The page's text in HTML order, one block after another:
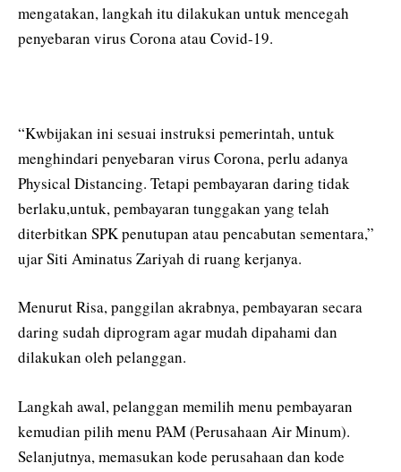
mengatakan, langkah itu dilakukan untuk mencegah
penyebaran virus Corona atau Covid-19.
“Kwbijakan ini sesuai instruksi pemerintah, untuk
menghindari penyebaran virus Corona, perlu adanya
Physical Distancing. Tetapi pembayaran daring tidak
berlaku,untuk, pembayaran tunggakan yang telah
diterbitkan SPK penutupan atau pencabutan sementara,”
ujar Siti Aminatus Zariyah di ruang kerjanya.
Menurut Risa, panggilan akrabnya, pembayaran secara
daring sudah diprogram agar mudah dipahami dan
dilakukan oleh pelanggan.
Langkah awal, pelanggan memilih menu pembayaran
kemudian pilih menu PAM (Perusahaan Air Minum).
Selanjutnya, memasukan kode perusahaan dan kode